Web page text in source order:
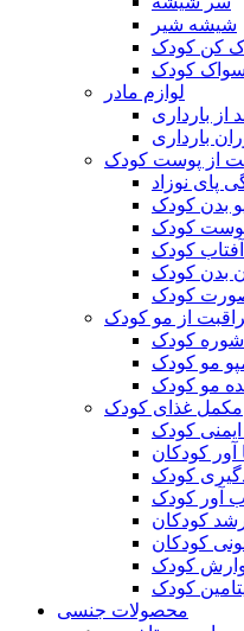
شیشه شیر
کن کودک
کودک
لوازم مادر
از بارداری
بارداری
از پوست کودک
پای نوزاد
بدن کودک
کودک
کودک
بدن کودک
کودک
از مو کودک
کودک
مو کودک
مو کودک
مکمل غذای کودک
کودک
کودکان
کودک
آور کودک
کودکان
کودکان
کودک
کودک
محصولات جنسی